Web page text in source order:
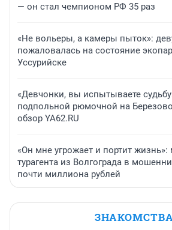
— он стал чемпионом РФ 35 раз
«Не вольеры, а камеры пыток»:
пожаловалась на состояние
Уссурийске
«Девчонки, вы испытываете
подпольной рюмочной на
обзор YA62.RU
«Он мне угрожает и портит
турагента из Волгограда в
почти миллиона рублей